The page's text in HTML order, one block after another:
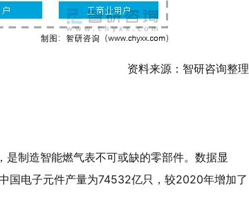
资料来源：智研咨询整理
制造智能燃气表不可或缺的零部件。数据显
国电子元件产量为74532亿只，较2020年增加了